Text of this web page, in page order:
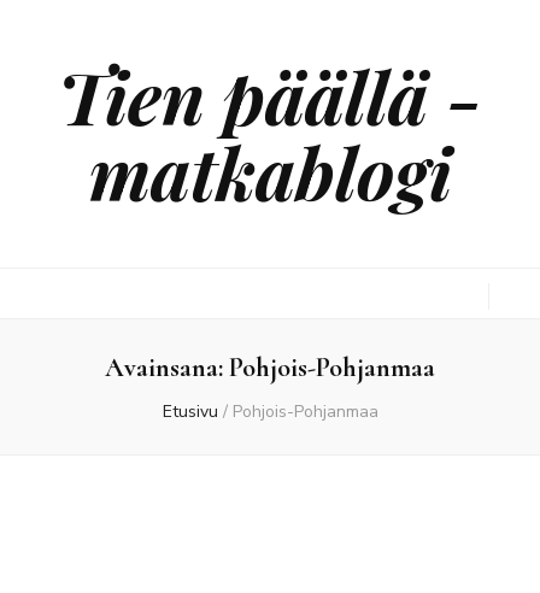
Tien päällä -
matkablogi
Avainsana:Pohjois-Pohjanmaa
Etusivu / Pohjois-Pohjanmaa